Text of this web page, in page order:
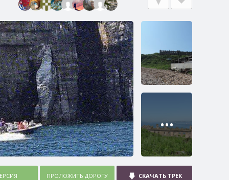
•••
ПРОЛОЖИТЬ ДОРОГУ СКАЧАТЬ ТРЕК